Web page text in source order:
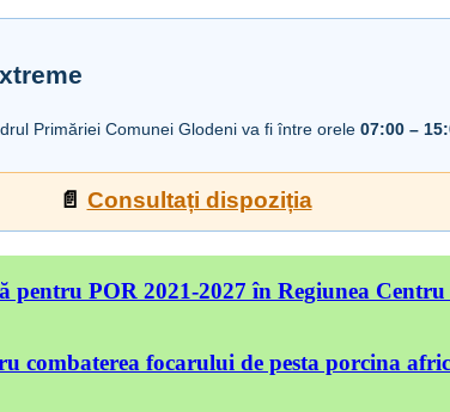
Primăriei Comunei Glodeni va fi între orele 07:00 –
📄 Consultați dispoziția
pentru POR 2021-2027 în Regiunea
combaterea focarului de pesta porcina